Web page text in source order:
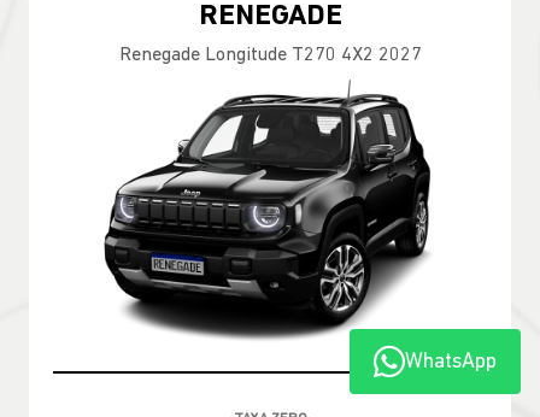
RENEGADE
Renegade Longitude T270 4X2 2027
WhatsApp